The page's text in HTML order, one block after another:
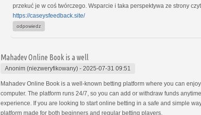
przekuć je w coś twórczego. Wsparcie i taka perspektywa ze strony
https://caseysfeedback.site/
odpowiedz
Mahadev Online Book is a well
Anonim (niezweryfikowany) - 2025-07-31 09:51
Mahadev Online Book is a well-known betting platform where you can
computer. The platform runs 24/7, so you can add or withdraw funds
experience. If you are looking to start online betting in a safe and simple
platform made for both beginners and regular betting players.